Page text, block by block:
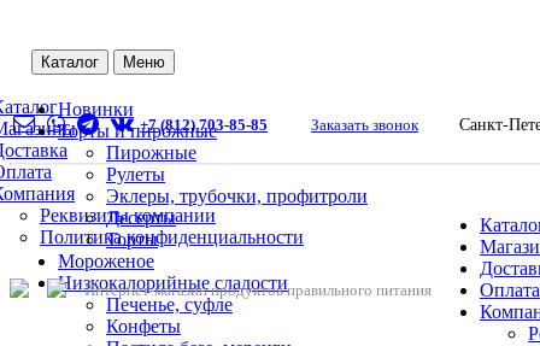
Каталог Меню
Реквизиты компании
Политика конфиденциальности
Новинки
Торты и пирожные
Пирожные
Рулеты
Эклеры, трубочки, профитроли
Десерты
Торты
Мороженое
Низкокалорийные сладости
Печенье, суфле
Конфеты
+7 (812) 703-85-85 Заказать звонок Санкт-
Интернет-магазин продуктов правильного питания
Оплата